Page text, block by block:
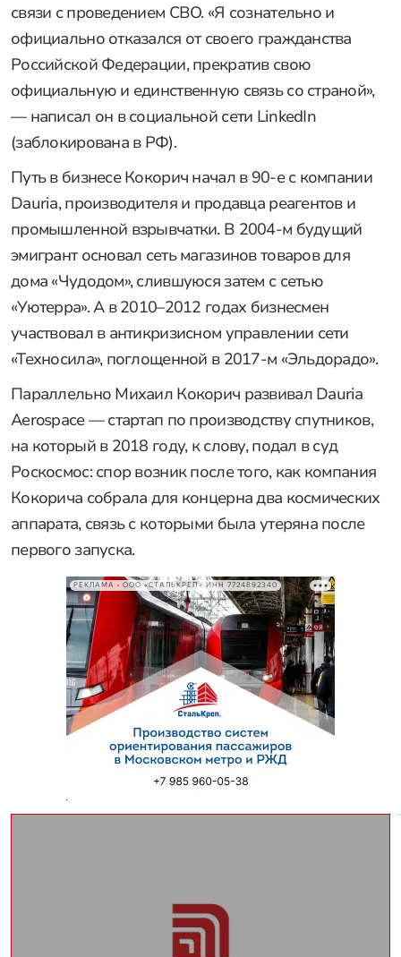
связи с проведением СВО. «Я сознательно и
официально отказался от своего гражданства
Российской Федерации, прекратив свою
официальную и единственную связь со страной»,
— написал он в социальной сети LinkedIn
(заблокирована в РФ).
Путь в бизнесе Кокорич начал в 90-е с компании
Dauria, производителя и продавца реагентов и
промышленной взрывчатки. В 2004-м будущий
эмигрант основал сеть магазинов товаров для
дома «Чудодом», слившуюся затем с сетью
«Уютерра». А в 2010–2012 годах бизнесмен
участвовал в антикризисном управлении сети
«Техносила», поглощенной в 2017-м «Эльдорадо».
Параллельно Михаил Кокорич развивал Dauria
Aerospace — стартап по производству спутников,
на который в 2018 году, к слову, подал в суд
Роскосмос: спор возник после того, как компания
Кокорича собрала для концерна два космических
аппарата, связь с которыми была утеряна после
первого запуска.
РЕКЛАМА • ООО «СТАЛЬКРЕП» ИНН 7724892340